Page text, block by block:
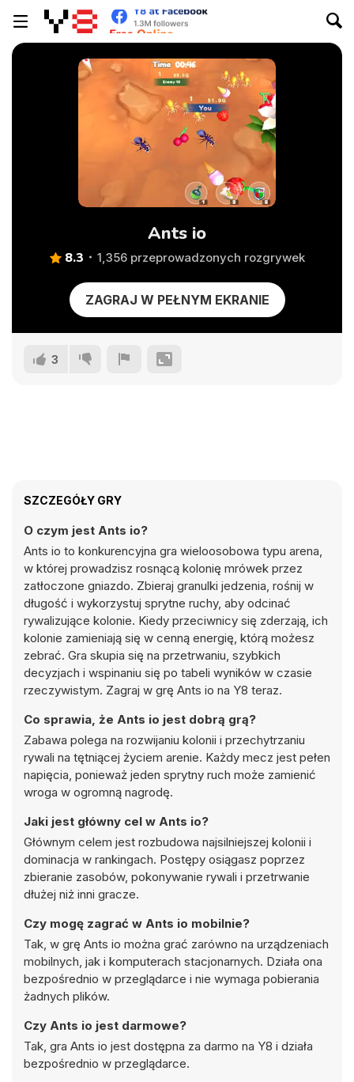
Ants io
8.3 1,356 przeprowadzonych rozgrywek
ZAGRAJ W PEŁNYM EKRANIE
3
SZCZEGÓŁY GRY
O czym jest Ants io?
Ants io to konkurencyjna gra wieloosobowa typu arena,
w której prowadzisz rosnącą kolonię mrówek przez
zatłoczone gniazdo. Zbieraj granulki jedzenia, rośnij w
długość i wykorzystuj sprytne ruchy, aby odcinać
rywalizujące kolonie. Kiedy przeciwnicy się zderzają, ich
kolonie zamieniają się w cenną energię, którą możesz
zebrać. Gra skupia się na przetrwaniu, szybkich
decyzjach i wspinaniu się po tabeli wyników w czasie
rzeczywistym. Zagraj w grę Ants io na Y8 teraz.
Co sprawia, że Ants io jest dobrą grą?
Zabawa polega na rozwijaniu kolonii i przechytrzaniu
rywali na tętniącej życiem arenie. Każdy mecz jest pełen
napięcia, ponieważ jeden sprytny ruch może zamienić
wroga w ogromną nagrodę.
Jaki jest główny cel w Ants io?
Głównym celem jest rozbudowa najsilniejszej kolonii i
dominacja w rankingach. Postępy osiągasz poprzez
zbieranie zasobów, pokonywanie rywali i przetrwanie
dłużej niż inni gracze.
Czy mogę zagrać w Ants io mobilnie?
Tak, w grę Ants io można grać zarówno na urządzeniach
mobilnych, jak i komputerach stacjonarnych. Działa ona
bezpośrednio w przeglądarce i nie wymaga pobierania
żadnych plików.
Czy Ants io jest darmowe?
Tak, gra Ants io jest dostępna za darmo na Y8 i działa
bezpośrednio w przeglądarce.